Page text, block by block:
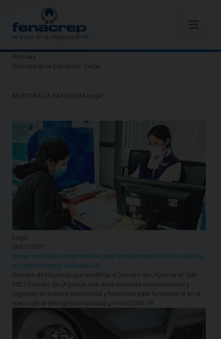
Valor en la Integración
Noticias
Noticias de la Categoria : Legal
MUESTRA LA CATEGORIA Legal
Legal
26/07/2021
Dictan medidas excepcionales para fortalecimiento de los afiliados
al Seguro Integral de Salud-SIS
Decreto de Urgencia que modifica el Decreto de Urgencia N° 046-
2021 Decreto de Urgencia que dicta medidas extraordinarias y
urgentes en materia económica y financiera para fortalecer el en el
marco de la emergencia nacional por la COVID-19